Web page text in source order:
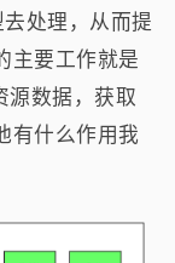
处理，从而提
主要工作就是
源数据，获取
有什么作用我